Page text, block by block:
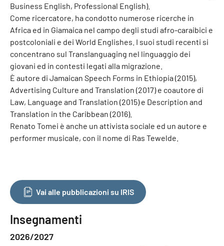
Business English, Professional English).
Come ricercatore, ha condotto numerose ricerche in
Africa ed in Giamaica nel campo degli studi afro-caraibici e
postcoloniali e dei World Englishes. I suoi studi recenti si
concentrano sul Translanguaging nel linguaggio dei
giovani ed in contesti legati alla migrazione.
È autore di Jamaican Speech Forms in Ethiopia (2015),
Advertising Culture and Translation (2017) e coautore di
Law, Language and Translation (2015) e Description and
Translation in the Caribbean (2016).
Renato Tomei è anche un attivista sociale ed un autore e
performer musicale, con il nome di Ras Tewelde.
Vai alle pubblicazioni su IRIS
Insegnamenti
2026/2027